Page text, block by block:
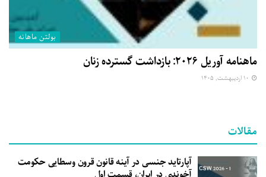
بولتن ماهانه
ماهنامه آوریل ۲۰۲۶: بازداشت گسترده زنان
مقالات
آپارتاید جنسی در آینه قانون قرون وسطایی حکومت